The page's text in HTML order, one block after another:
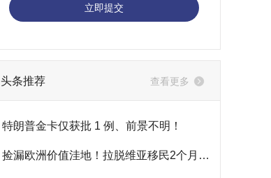
立即提交
头条推荐 查看更多
特朗普金卡仅获批 1 例、前景不明！
捡漏欧洲价值洼地！拉脱维亚移民2个月快速获批